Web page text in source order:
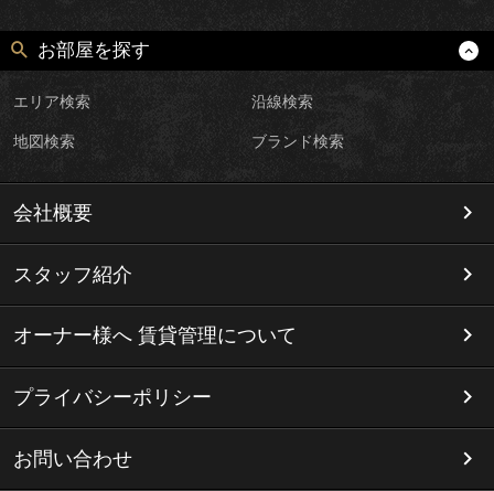
お部屋を探す
エリア検索 沿線検索
地図検索 ブランド検索
会社概要
スタッフ紹介
オーナー様へ 賃貸管理について
プライバシーポリシー
お問い合わせ